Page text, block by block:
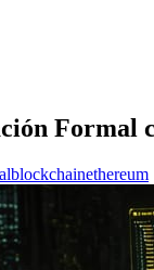
Formal
blockchainethereum